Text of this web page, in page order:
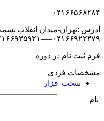
سخت افزار
۰۲۱۶۶۵۶۸۲۸۴
آدرس :تهران-میدان انقلاب بسمت
۰۲۱۶۶۹۲۲۳۷۹—–۰۲۱۶۶۹۳۵۹۲۱
فرم ثبت نام در دوره
مشخصات فردی
نام